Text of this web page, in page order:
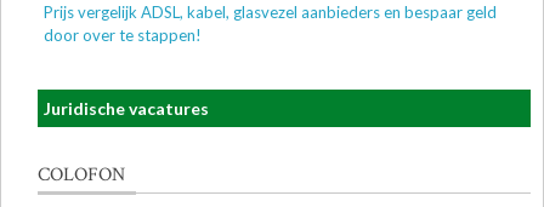
Prijs vergelijk ADSL, kabel, glasvezel aanbieders en bespaar geld
door over te stappen!
Juridische vacatures
COLOFON